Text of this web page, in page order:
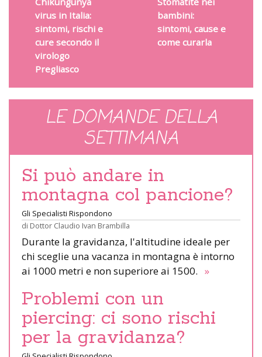
virus in Italia:
sintomi, rischi e
cure secondo il
virologo
Pregliasco
bambini:
sintomi, cause e
come curarla
LE DOMANDE DELLA
SETTIMANA
Si può andare in
montagna col pancione?
Gli Specialisti Rispondono
di Dottor Claudio Ivan Brambilla
Durante la gravidanza, l'altitudine ideale per
chi sceglie una vacanza in montagna è intorno
ai 1000 metri e non superiore ai 1500. »
Problemi con un
piercing: ci sono rischi
per la gravidanza?